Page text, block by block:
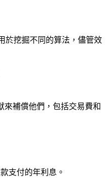
於挖掘不同的算法，儘管效
來補償他們，包括交易費和
支付的年利息。